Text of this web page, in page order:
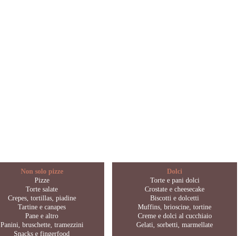
Non solo pizze
Pizze
Torte salate
Crepes, tortillas, piadine
Tartine e canapes
Pane e altro
Panini, bruschette, tramezzini
Snacks e fingerfood
Dolci
Torte e pani dolci
Crostate e cheesecake
Biscotti e dolcetti
Muffins, brioscine, tortine
Creme e dolci al cucchiaio
Gelati, sorbetti, marmellate